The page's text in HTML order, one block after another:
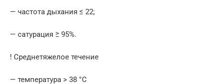
— частота дыхания ≤ 22;
— сатурация ≥ 95%.
! Среднетяжелое течение
— температура > 38 °C